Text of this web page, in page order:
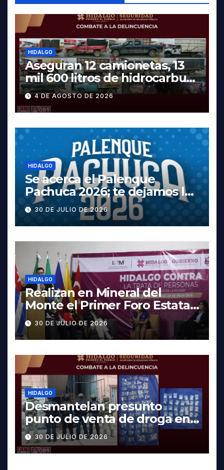
HIDALGO
Aseguran 12 camionetas, 13
mil 600 litros de hidrocarburo
y dos vehículos robados en
Tula
4 DE AGOSTO DE 2026
HIDALGO
Se acerca el Palenque
Pachuca 2026; te dejamos la
cartelera completa, las
fechas y los precios
30 DE JULIO DE 2026
HIDALGO
Realizan en Mineral del
Monte el Primer Foro Estatal
contra la Trata de Personas
30 DE JULIO DE 2026
HIDALGO
Desmantelan presunto
punto de venta de droga en
Pachuca; hay dos detenidos
30 DE JULIO DE 2026